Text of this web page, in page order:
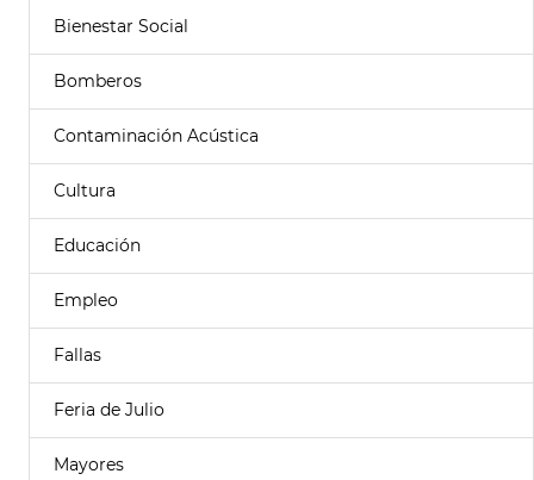
Bienestar Social
Bomberos
Contaminación Acústica
Cultura
Educación
Empleo
Fallas
Feria de Julio
Mayores